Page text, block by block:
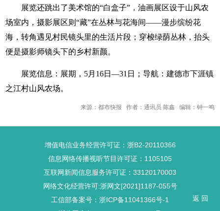
返 回
展览还跳出了美术馆的“白盒子”，油画展区设于山风农
场室内，摄影展区则“藏”在丛林与花海间——漫步缤纷花
海，转角遇见村民镜头里的生活片段；穿梭绿荫丛林，抬头
便是摄影师镜头下的乡村新颜。
展览信息：展期，5月16日—31日；导航：建德市下涯镇
之江村山风农场。
来源：都市快报 作者：通讯员 陈鑫 编辑：钟一鸣
增值电信业务经营许可证：浙B2-20110366
信息网络传播视听节目许可证：1105105
互联网新闻信息服务许可证：33120170003
网络文化经营许可:浙网文[2021]1187-055号
工信部备案号：浙ICP备11041366号-1